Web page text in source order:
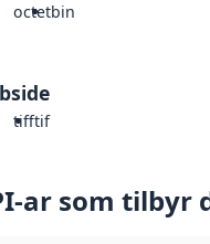
octetbin
tifftif
ar som tilbyr